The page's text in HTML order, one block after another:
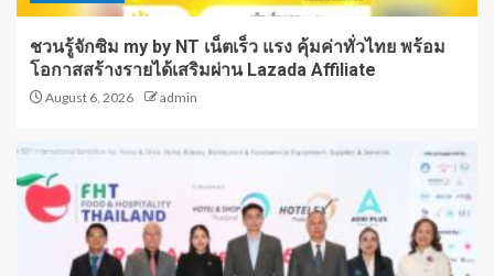
ชวนรู้จักซิม my by NT เน็ตเร็ว แรง คุ้มค่าทั่วไทย พร้อม
โอกาสสร้างรายได้เสริมผ่าน Lazada Affiliate
August 6, 2026 admin